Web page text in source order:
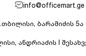
info@officemart.ge
ბარამიძის 5ა
ანდრიაძის I